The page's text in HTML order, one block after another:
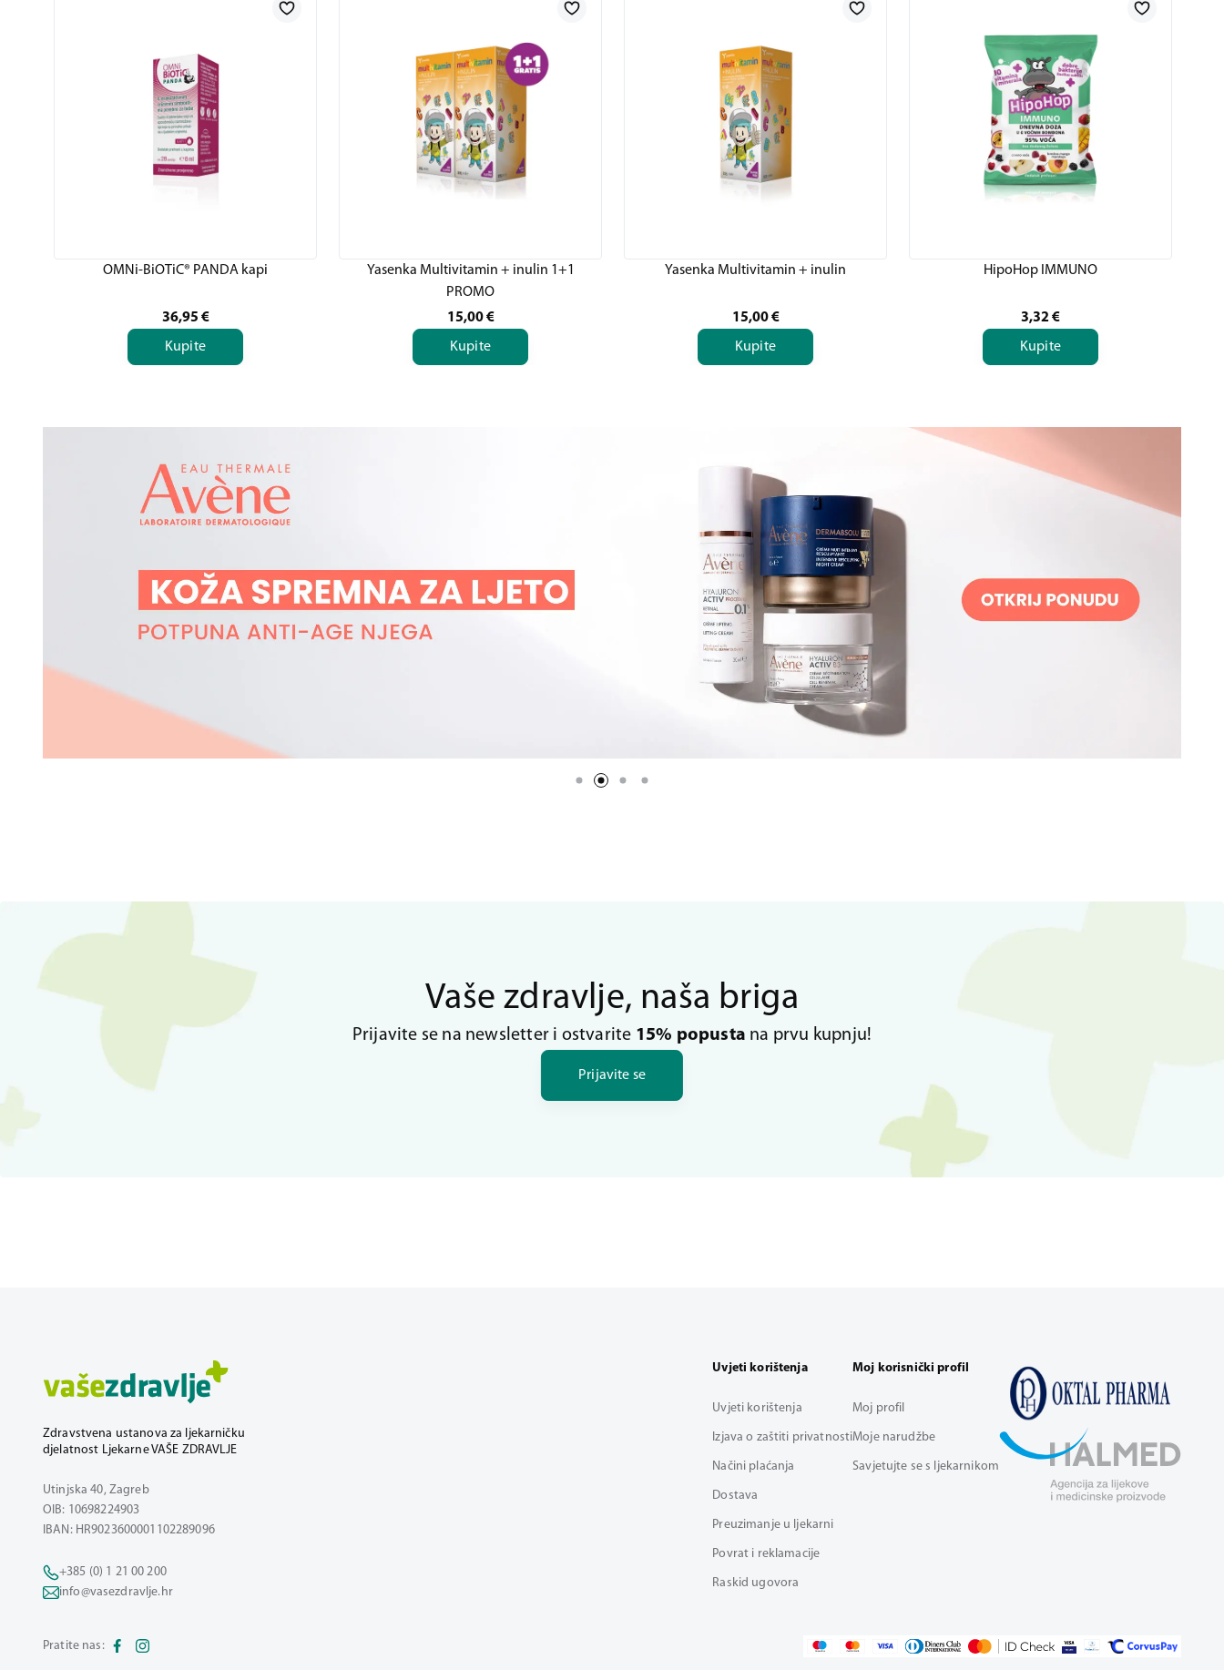
OMNi-BiOTiC® PANDA kapi
36,95 €
Kupite
Yasenka Multivitamin + inulin 1+1
PROMO
15,00 €
Kupite
Yasenka Multivitamin + inulin
15,00 €
Kupite
HipoHop IMMUNO
3,32 €
Kupite
Vaše zdravlje, naša briga
Prijavite se na newsletter i ostvarite 15% popusta na prvu kupnju!
Prijavite se
Zdravstvena ustanova za ljekarničku
djelatnost Ljekarne VAŠE ZDRAVLJE
Utinjska 40, Zagreb
OIB: 10698224903
IBAN: HR9023600001102289096
+385 (0) 1 21 00 200
info@vasezdravlje.hr
Uvjeti korištenja
Uvjeti korištenja
Izjava o zaštiti privatnosti
Načini plaćanja
Dostava
Preuzimanje u ljekarni
Povrat i reklamacije
Raskid ugovora
Moj korisnički profil
Moj profil
Moje narudžbe
Savjetujte se s ljekarnikom
Pratite nas: